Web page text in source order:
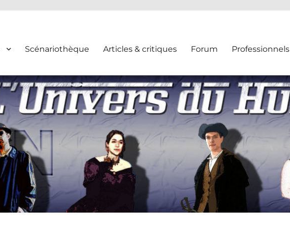
Scénariothèque Articles & critiques Forum Professionnels